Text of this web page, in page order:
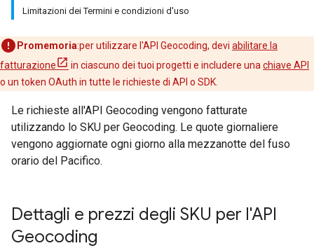
Limitazioni dei Termini e condizioni d'uso
Promemoria:per utilizzare l'API Geocoding, devi abilitare la
fatturazione
in ciascuno dei tuoi progetti e includere una chiave API
o un token OAuth in tutte le richieste di API o SDK.
Le richieste all'API Geocoding vengono fatturate
utilizzando lo SKU per Geocoding. Le quote giornaliere
vengono aggiornate ogni giorno alla mezzanotte del fuso
orario del Pacifico.
Dettagli e prezzi degli SKU per l'API
Geocoding